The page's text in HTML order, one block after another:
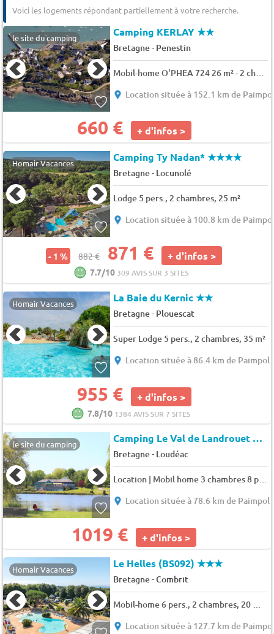
Voici les logements répondant partiellement à votre recherche.
le site du camping Camping KERLAY★★
Bretagne- Penestin
Location située à 152.1 km de
660 € + d'infos >
Homair Vacances Camping Ty Nadan*★★★★
Bretagne- Locunolé
Lodge 5 pers., 2 chambres, 25 m²
Location située à 100.8 km de
- 1 % 882 € 871 € + d'infos >
7.7/10 309 AVIS SUR 3 SITES
Homair Vacances La Baie du Kernic★★
Bretagne- Plouescat
Super Lodge 5 pers., 2 chambres, 35 m²
Location située à 86.4 km de Paimpol
955 € + d'infos >
7.8/10 1384 AVIS SUR 7 SITES
le site du camping Camping Le Val de Landrouet Merdrignac
Bretagne- Loudéac
Location | Mobil home 3 chambres 8 pers.
Location située à 78.6 km de Paimpol
1019 € + d'infos >
Homair Vacances Le Helles (BS092)★★★
Bretagne-Combrit
Mobil-home 6 pers., 2 chambres, 20 m² - 34 m²
Location située à 127.7 km de